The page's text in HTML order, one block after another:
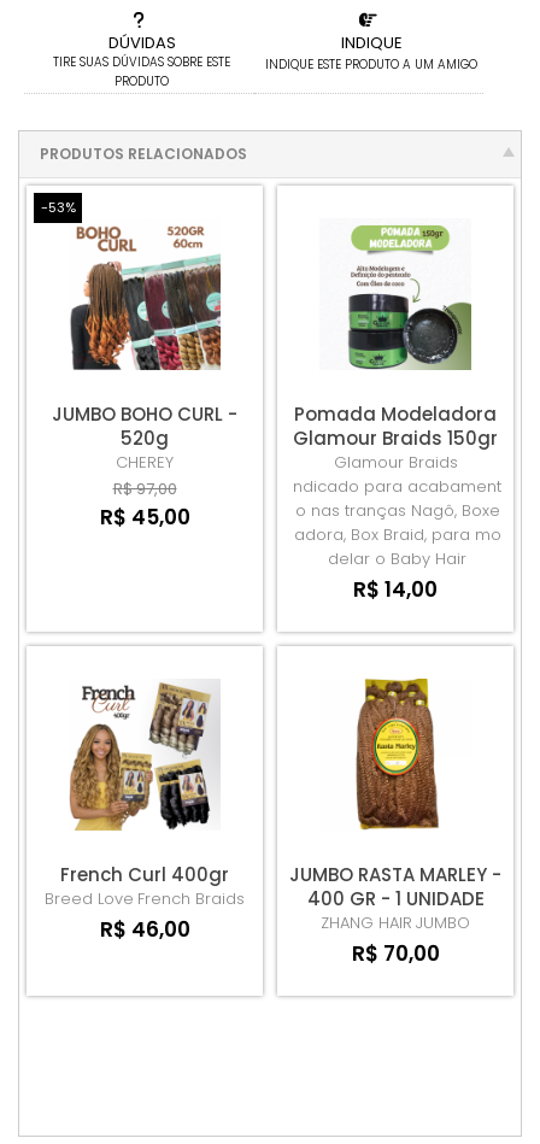
DÚVIDAS
TIRE SUAS DÚVIDAS SOBRE ESTE
PRODUTO
INDIQUE
INDIQUE ESTE PRODUTO A UM AMIGO
PRODUTOS RELACIONADOS
-53%
JUMBO BOHO CURL -
520g
CHEREY
R$ 97,00
R$ 45,00
Pomada Modeladora
Glamour Braids 150gr
Glamour Braids
ndicado para acabament
o nas tranças Nagô, Boxe
adora, Box Braid, para mo
delar o Baby Hair
R$ 14,00
French Curl 400gr
Breed Love French Braids
R$ 46,00
JUMBO RASTA MARLEY -
400 GR - 1 UNIDADE
ZHANG HAIR JUMBO
R$ 70,00